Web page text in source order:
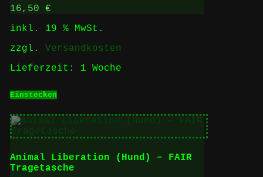
16,50 €
inkl. 19 % MwSt.
zzgl. Versandkosten
Lieferzeit: 1 Woche
Einstecken
Animal Liberation (Hund) – FAIR
Tragetasche